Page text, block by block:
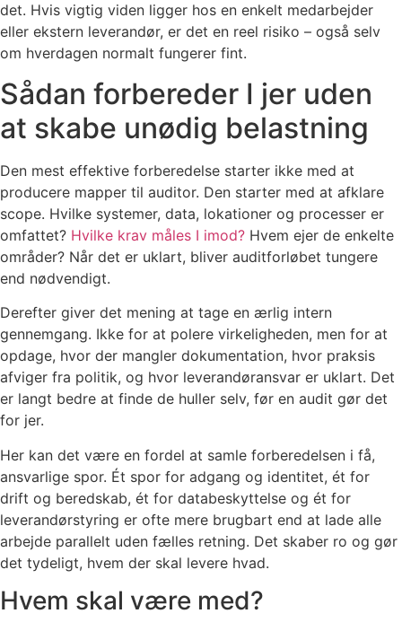
det. Hvis vigtig viden ligger hos en enkelt medarbejder
eller ekstern leverandør, er det en reel risiko – også selv
om hverdagen normalt fungerer fint.
Sådan forbereder I jer uden
at skabe unødig belastning
Den mest effektive forberedelse starter ikke med at
producere mapper til auditor. Den starter med at afklare
scope. Hvilke systemer, data, lokationer og processer er
omfattet? Hvilke krav måles I imod? Hvem ejer de enkelte
områder? Når det er uklart, bliver auditforløbet tungere
end nødvendigt.
Derefter giver det mening at tage en ærlig intern
gennemgang. Ikke for at polere virkeligheden, men for at
opdage, hvor der mangler dokumentation, hvor praksis
afviger fra politik, og hvor leverandøransvar er uklart. Det
er langt bedre at finde de huller selv, før en audit gør det
for jer.
Her kan det være en fordel at samle forberedelsen i få,
ansvarlige spor. Ét spor for adgang og identitet, ét for
drift og beredskab, ét for databeskyttelse og ét for
leverandørstyring er ofte mere brugbart end at lade alle
arbejde parallelt uden fælles retning. Det skaber ro og gør
det tydeligt, hvem der skal levere hvad.
Hvem skal være med?